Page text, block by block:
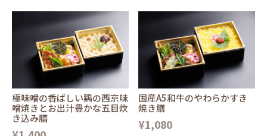
極味噌の香ばしい鶏の西京味
噌焼きとお出汁豊かな五目炊
き込み膳
国産A5和牛のやわらかすき
焼き膳
¥1,080